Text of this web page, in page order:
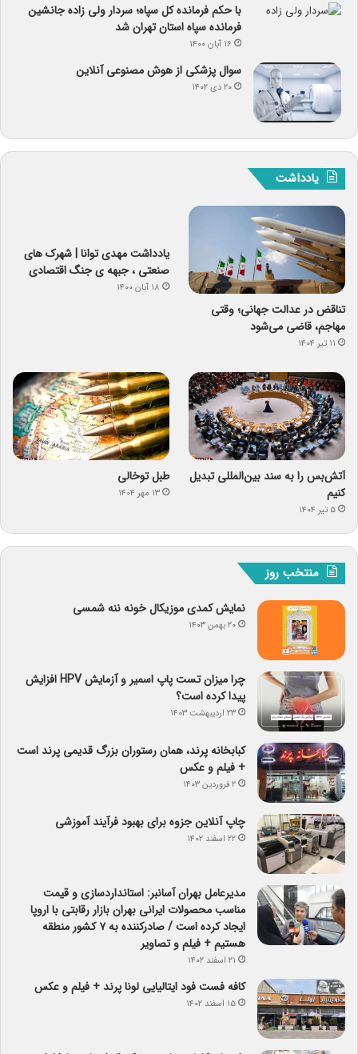
با حکم فرمانده کل سپاه؛ سردار ولی زاده جانشین
فرمانده سپاه استان تهران شد
۱۶ آبان ۱۴۰۰
سوال پزشکی از هوش مصنوعی آنلاین
۲۰ دی ۱۴۰۲
یادداشت
تناقض در عدالت جهانی؛ وقتی
مهاجم، قاضی می‌شود
۱۱ تیر ۱۴۰۴
یادداشت مهدی توانا | شهرک های
صنعتی ، جبهه ی جنگ اقتصادی
۱۸ آبان ۱۴۰۰
آتش‌بس را به سند بین‌المللی تبدیل
کنیم
۵ تیر ۱۴۰۴
طبل توخالی
۱۳ مهر ۱۴۰۴
منتخب روز
نمایش کمدی موزیکال خونه ننه شمسی
۲۰ بهمن ۱۴۰۳
چرا میزان تست پاپ اسمیر و آزمایش HPV افزایش
پیدا کرده است؟
۲۳ اردیبهشت ۱۴۰۳
کبابخانه پرند، همان رستوران بزرگ قدیمی پرند است
+ فیلم و عکس
۲ فروردین ۱۴۰۳
چاپ آنلاین جزوه برای بهبود فرآیند آموزشی
۲۲ اسفند ۱۴۰۲
مدیرعامل بهران آسانبر: استانداردسازی و قیمت
مناسب محصولات ایرانی بهران بازار رقابتی با اروپا
ایجاد کرده است / صادرکننده به ۷ کشور منطقه
هستیم + فیلم و تصاویر
۲۱ اسفند ۱۴۰۲
کافه فست فود ایتالیایی لونا پرند + فیلم و عکس
۱۵ اسفند ۱۴۰۲